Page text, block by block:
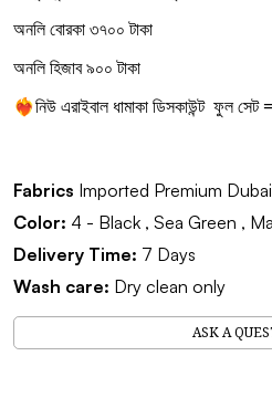
অনলি বোরকা ৩৭০০ টাকা
অনলি হিজাব ৯০০ টাকা
❤️‍🔥নিউ এরাইবাল ধামাকা ডিসকাউন্ট ফুল সেট
Fabrics Imported Premium
Color: 4 - Black , Sea Green ,
Delivery Time: 7 Days
Wash care: Dry clean only
ASK A